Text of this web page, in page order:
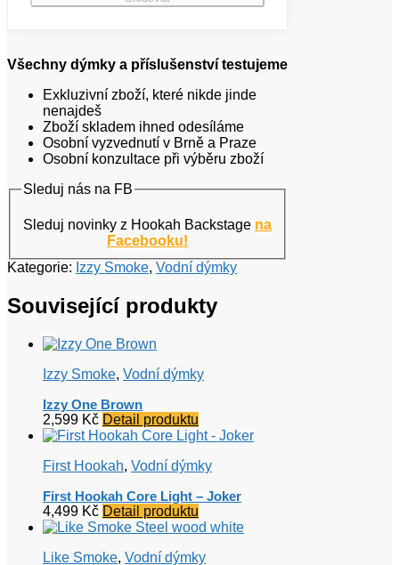
Všechny dýmky a příslušenství testujeme
Exkluzivní zboží, které nikde jinde
nenajdeš
Zboží skladem ihned odesíláme
Osobní vyzvednutí v Brně a Praze
Osobní konzultace při výběru zboží
Sleduj nás na FB
Sleduj novinky z Hookah Backstage na
Facebooku!
Kategorie: Izzy Smoke, Vodní dýmky
Související produkty
Izzy Smoke, Vodní dýmky
Izzy One Brown
2,599 Kč Detail produktu
First Hookah, Vodní dýmky
First Hookah Core Light – Joker
4,499 Kč Detail produktu
Like Smoke, Vodní dýmky